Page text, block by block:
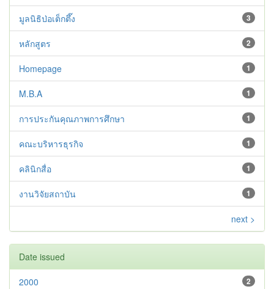
3
มูลนิธิป่อเต็กตึ๊ง
2
หลักสูตร
1
Homepage
1
M.B.A
1
การประกันคุณภาพการศึกษา
1
คณะบริหารธุรกิจ
1
คลินิกสื่อ
1
งานวิจัยสถาบัน
next >
Date issued
2
2000